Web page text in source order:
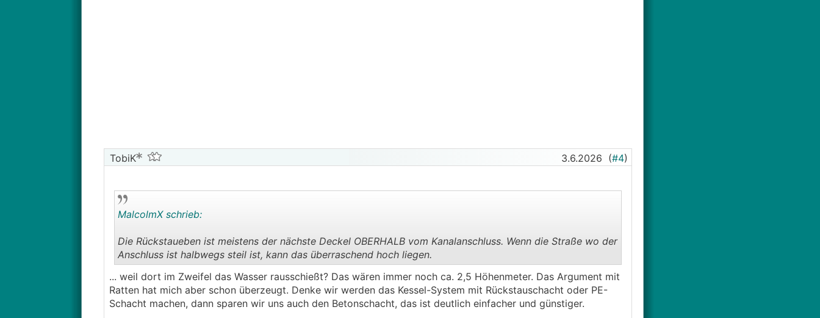
TobiK 3.6.2026 (#4)
..
MalcolmX schrieb:
Die Rückstaueben ist meistens der nächste Deckel OBERHALB vom Kanalanschluss. Wenn die Straße wo der
Anschluss ist halbwegs steil ist, kann das überraschend hoch liegen.
... weil dort im Zweifel das Wasser rausschießt? Das wären immer noch ca. 2,5 Höhenmeter. Das Argument mit
Ratten hat mich aber schon überzeugt. Denke wir werden das Kessel-System mit Rückstauschacht oder PE-
Schacht machen, dann sparen wir uns auch den Betonschacht, das ist deutlich einfacher und günstiger.